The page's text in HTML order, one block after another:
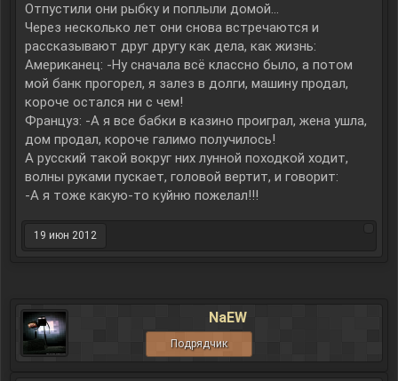
Отпустили они рыбку и поплыли домой...
Через несколько лет они снова встречаются и
рассказывают друг другу как дела, как жизнь:
Американец: -Ну сначала всё классно было, а потом
мой банк прогорел, я залез в долги, машину продал,
короче остался ни с чем!
Француз: -А я все бабки в казино проиграл, жена ушла,
дом продал, короче галимо получилось!
А русский такой вокруг них лунной походкой ходит,
волны руками пускает, головой вертит, и говорит:
-А я тоже какую-то куйню пожелал!!!
19 июн 2012
NaEW
Подрядчик